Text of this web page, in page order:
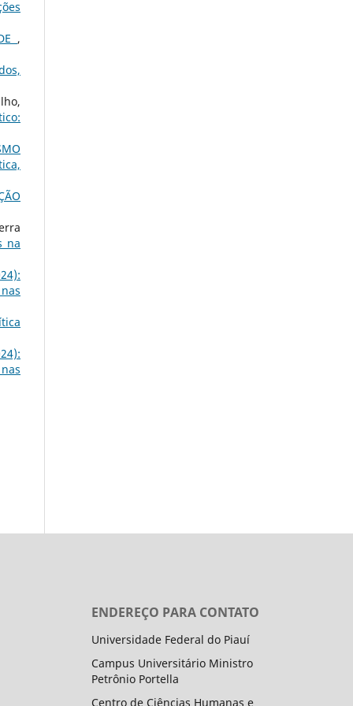
,
na
ENDEREÇO PARA CONTATO
Universidade Federal do Piauí
Campus Universitário Ministro
Petrônio Portella
Centro de Ciências Humanas e